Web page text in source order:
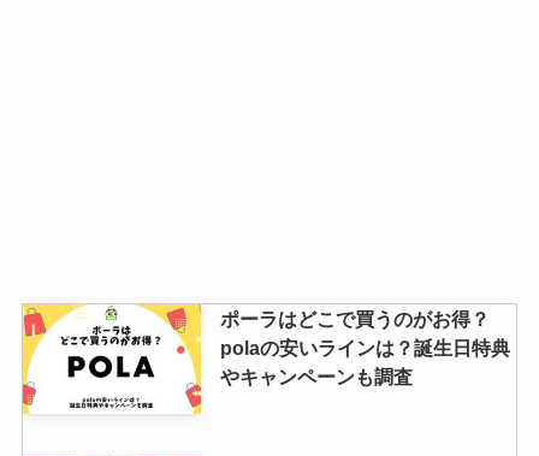
ポーラはどこで買うのがお得？
polaの安いラインは？誕生日特典
やキャンペーンも調査